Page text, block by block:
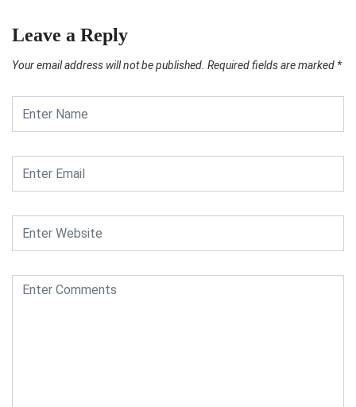
Leave a Reply
Your email address will not be published. Required fields are marked *